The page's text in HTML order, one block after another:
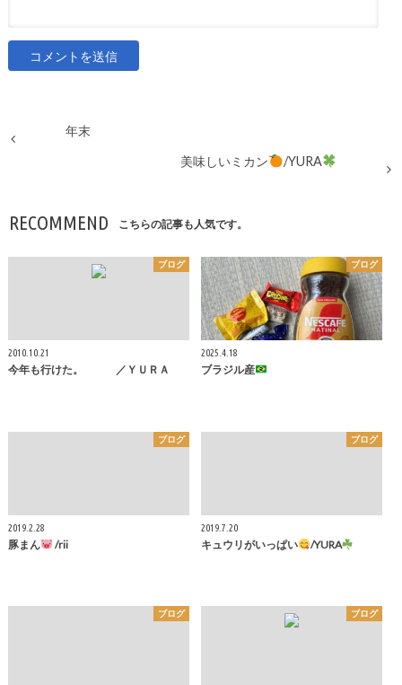
年末
美味しいミカン
/YURA
RECOMMEND こちらの記事も人気です。
ブログ
2010.10.21
今年も行けた。 ／ＹＵＲＡ
ブログ
2025.4.18
ブラジル産
ブログ
2019.2.28
豚まん /rii
ブログ
2019.7.20
キュウリがいっぱい /YURA
ブログ ブログ